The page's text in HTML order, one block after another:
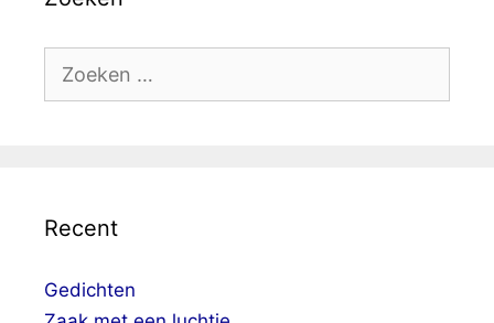
naar:
Recent
Gedichten